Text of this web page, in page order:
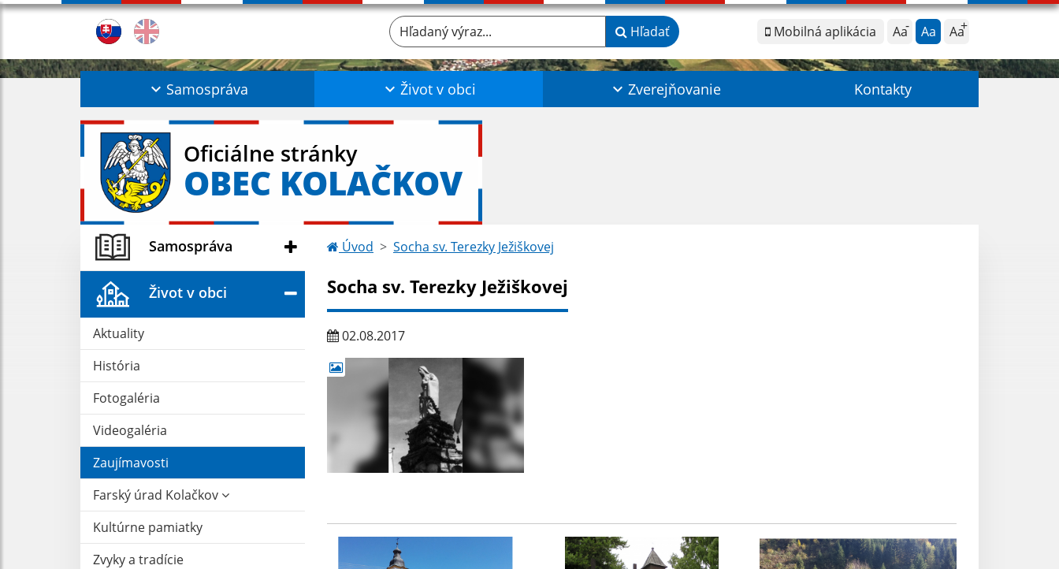
Mobilná aplikácia Aa Aa Aa
Hľadaný výraz... Hľadať
Samospráva Život v obci Zverejňovanie Kontakty
Oficiálne stránky
OBEC KOLAČKOV
Samospráva
Život v obci
Aktuality
História
Fotogaléria
Videogaléria
Zaujímavosti
Farský úrad Kolačkov
Kultúrne pamiatky
Zvyky a tradície
Úvod Socha sv. Terezky Ježiškovej
Socha sv. Terezky Ježiškovej
02.08.2017